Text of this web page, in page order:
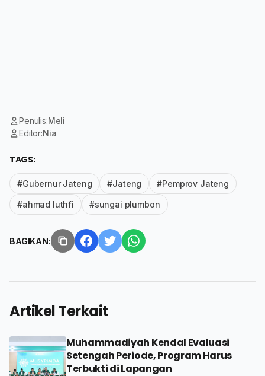
Penulis:Meli
Editor:Nia
TAGS:
#Gubernur Jateng #Jateng #Pemprov Jateng
#ahmad luthfi #sungai plumbon
BAGIKAN:
Artikel Terkait
Muhammadiyah Kendal Evaluasi
Setengah Periode, Program Harus
Terbukti di Lapangan